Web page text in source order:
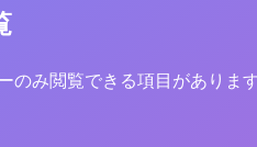
のみ閲覧できる項目がありま